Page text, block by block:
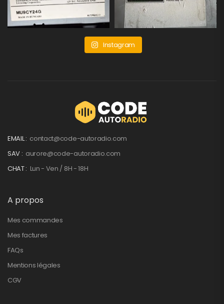
Instagram
EMAIL : contact@code-autoradio.com
SAV : aurore@code-autoradio.com
CHAT : Lun - Ven / 8H - 18H
A propos
Mes commandes
Mes factures
FAQs
Mentions légales
CGV